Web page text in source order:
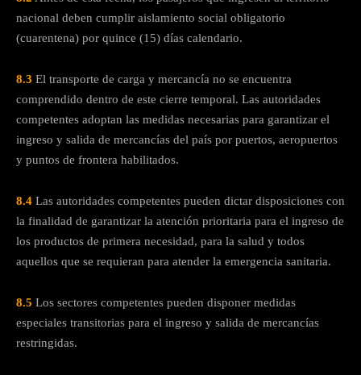
nacional deben cumplir aislamiento social obligatorio
(cuarentena) por quince (15) días calendario.
8.3 El transporte de carga y mercancía no se encuentra
comprendido dentro de este cierre temporal. Las autoridades
competentes adoptan las medidas necesarias para garantizar el
ingreso y salida de mercancías del país por puertos, aeropuertos
y puntos de frontera habilitados.
8.4 Las autoridades competentes pueden dictar disposiciones con
la finalidad de garantizar la atención prioritaria para el ingreso de
los productos de primera necesidad, para la salud y todos
aquellos que se requieran para atender la emergencia sanitaria.
8.5 Los sectores competentes pueden disponer medidas
especiales transitorias para el ingreso y salida de mercancías
restringidas.